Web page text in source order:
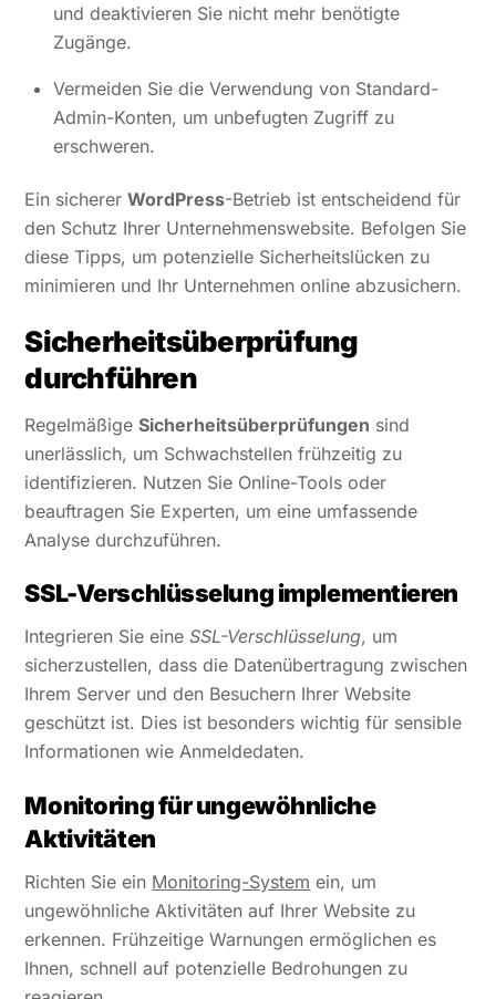
und deaktivieren Sie nicht mehr benötigte
Zugänge.
Vermeiden Sie die Verwendung von Standard-
Admin-Konten, um unbefugten Zugriff zu
erschweren.
Ein sichererWordPress-Betrieb ist entscheidend für
den Schutz Ihrer Unternehmenswebsite. Befolgen Sie
diese Tipps, um potenzielle Sicherheitslücken zu
minimieren und Ihr Unternehmen online abzusichern.
Sicherheitsüberprüfung
durchführen
RegelmäßigeSicherheitsüberprüfungen sind
unerlässlich, um Schwachstellen frühzeitig zu
identifizieren. Nutzen Sie Online-Tools oder
beauftragen Sie Experten, um eine umfassende
Analyse durchzuführen.
SSL-Verschlüsselung implementieren
Integrieren Sie eineSSL-Verschlüsselung, um
sicherzustellen, dass die Datenübertragung zwischen
Ihrem Server und den Besuchern Ihrer Website
geschützt ist. Dies ist besonders wichtig für sensible
Informationen wie Anmeldedaten.
Monitoring für ungewöhnliche
Aktivitäten
Richten Sie ein Monitoring-System ein, um
ungewöhnliche Aktivitäten auf Ihrer Website zu
erkennen. Frühzeitige Warnungen ermöglichen es
Ihnen, schnell auf potenzielle Bedrohungen zu